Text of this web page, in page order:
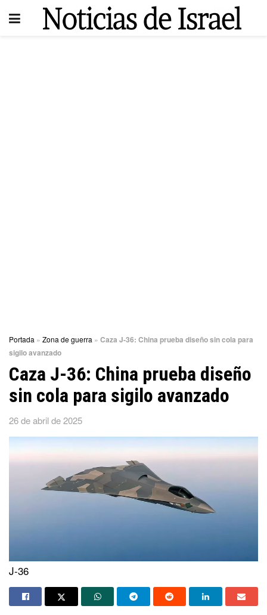
Portada » Zona de guerra » Caza J-36: China prueba diseño sin cola para
sigilo avanzado
Caza J-36: China prueba diseño
sin cola para sigilo avanzado
26 de abril de 2025
J-36